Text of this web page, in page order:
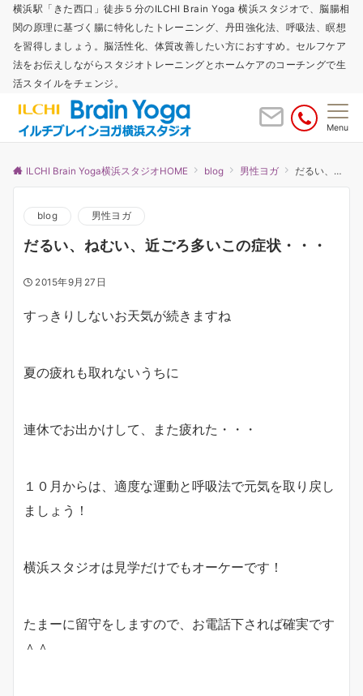
横浜駅「きた西口」徒歩５分のILCHI Brain Yoga 横浜スタジオで、脳腸相
関の原理に基づく腸に特化したトレーニング、丹田強化法、呼吸法、瞑想
を習得しましょう。脳活性化、体質改善したい方におすすめ。セルフケア
法をお伝えしながらスタジオトレーニングとホームケアのコーチングで生
活スタイルをチェンジ。
Menu
ILCHI Brain Yoga横浜スタジオHOME blog 男性ヨガ だるい、ねむい、近ごろ多いこの症状・・・
blog 男性ヨガ
だるい、ねむい、近ごろ多いこの症状・・・
2015年9月27日
すっきりしないお天気が続きますね
夏の疲れも取れないうちに
連休でお出かけして、また疲れた・・・
１０月からは、適度な運動と呼吸法で元気を取り戻し
ましょう！
横浜スタジオは見学だけでもオーケーです！
たまーに留守をしますので、お電話下されば確実です
＾＾